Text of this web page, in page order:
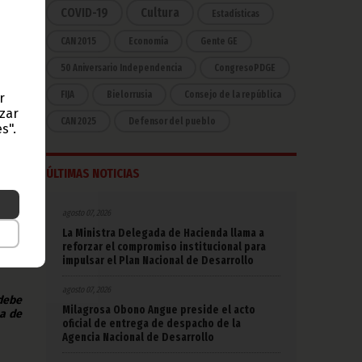
el
y
y
y
de
COVID-19 Cultura Estadísticas
CAN 2015 Economía Gente GE
50 Aniversario Independencia CongresoPDGE
FIJA Bielorrusia Consejo de la república
CAN 2025 Defensor del pueblo
ÚLTIMAS NOTICIAS
agosto 07, 2026
La Ministra Delegada de Hacienda llama a
reforzar el compromiso institucional para
impulsar el Plan Nacional de Desarrollo
agosto 07, 2026
Milagrosa Obono Angue preside el acto
oficial de entrega de despacho de la
Agencia Nacional de Desarrollo